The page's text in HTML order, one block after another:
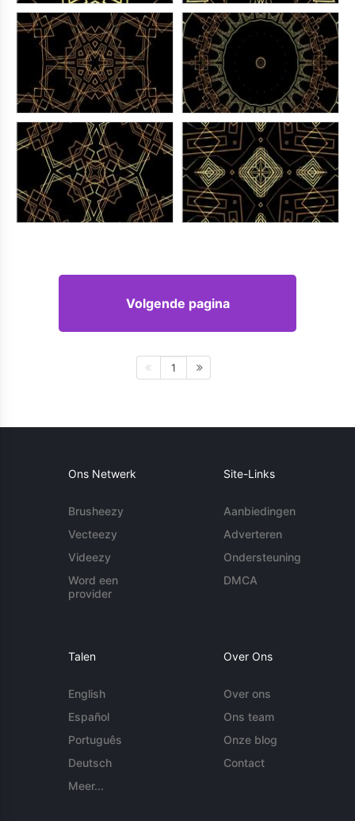
Volgende pagina
1
Ons Netwerk
Brusheezy
Vecteezy
Videezy
Word een
provider
Site-Links
Aanbiedingen
Adverteren
Ondersteuning
DMCA
Talen
English
Español
Português
Deutsch
Meer...
Over Ons
Over ons
Ons team
Onze blog
Contact